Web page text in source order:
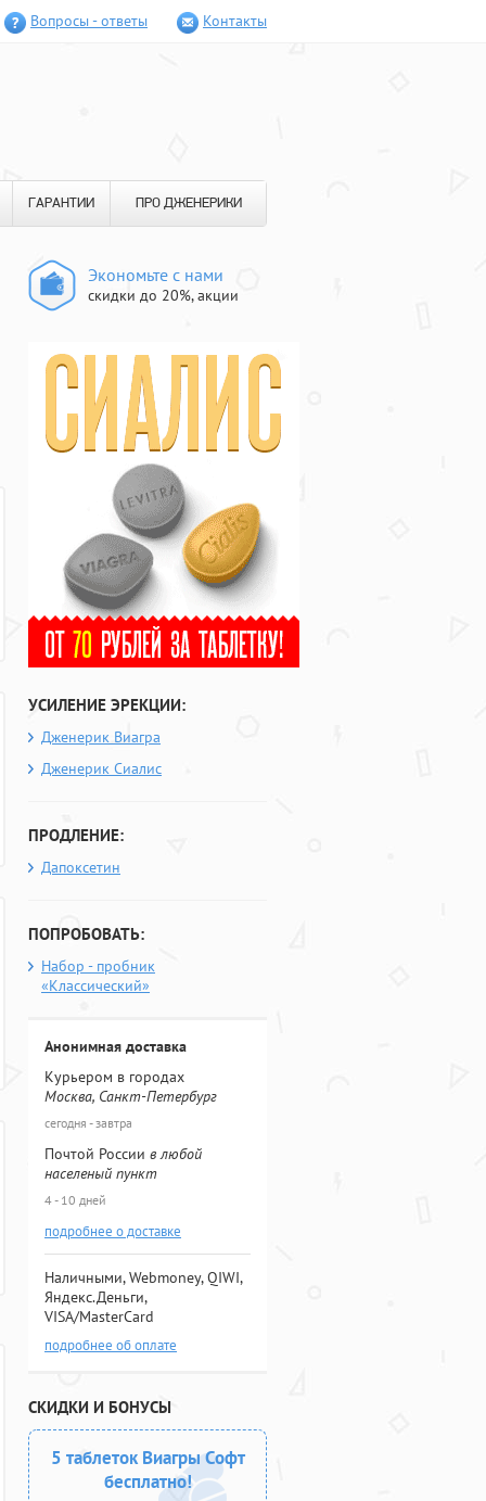
Вопросы - ответы Контакты
ГАРАНТИИ ПРО ДЖЕНЕРИКИ
Экономьте с нами
скидки до 20%, акции
УСИЛЕНИЕ ЭРЕКЦИИ:
Дженерик Виагра
Дженерик Сиалис
ПРОДЛЕНИЕ:
Дапоксетин
ПОПРОБОВАТЬ:
Набор - пробник
«Классический»
Анонимная доставка
Курьером в городах
Москва, Санкт-Петербург
сегодня - завтра
Почтой России в любой
населеный пункт
4 - 10 дней
подробнее о доставке
Наличными, Webmoney, QIWI,
Яндекс.Деньги,
VISA/MasterCard
подробнее об оплате
СКИДКИ И БОНУСЫ
5 таблеток Виагры Софт
бесплатно!